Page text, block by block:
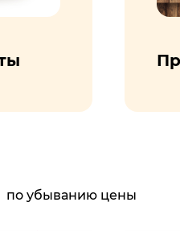
по убыванию цены